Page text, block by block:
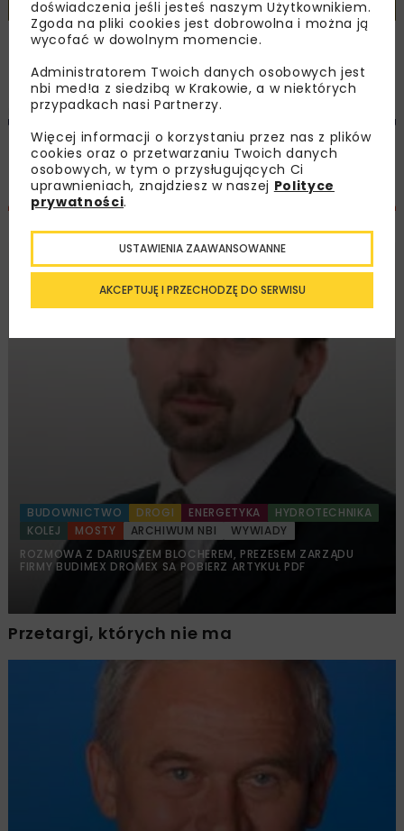
Niewykorzystany potencjał polskiego
REKLAMA
BUDOWNICTWO DROGI ENERGETYKA
HYDROTECHNIKA
KOLEJ
MOSTY ARCHIWUM NBI
WYWIADY
ROZMOWA Z DARIUSZEM BLOCHEREM, PREZESEM ZARZĄDU
FIRMY BUDIMEX DROMEX SA POBIERZ ARTYKUŁ PDF
Przetargi, których nie ma
doświadczenia jeśli jesteś naszym Użytkownikiem.
Zgoda na pliki cookies jest dobrowolna i można ją
wycofać w dowolnym momencie.
Administratorem Twoich danych osobowych jest
nbi med!a z siedzibą w Krakowie, a w niektórych
przypadkach nasi Partnerzy.
Więcej informacji o korzystaniu przez nas z plików
cookies oraz o przetwarzaniu Twoich danych
osobowych, w tym o przysługujących Ci
uprawnieniach, znajdziesz w naszej Polityce
prywatności.
AKCEPTUJĘ I PRZECHODZĘ DO SERWISU
USTAWIENIA ZAAWANSOWANNE